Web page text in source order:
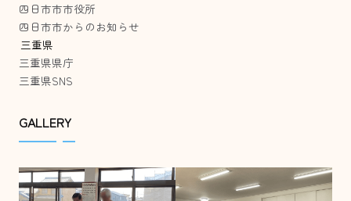
四日市市市役所
四日市市からのお知らせ
三重県
三重県県庁
三重県SNS
GALLERY